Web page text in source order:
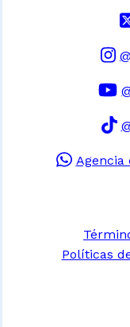
Agencia
Políticas